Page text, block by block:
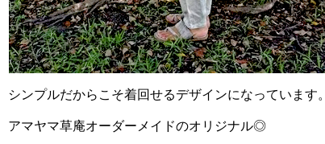
シンプルだからこそ着回せるデザインになっています。
アマヤマ草庵オーダーメイドのオリジナル◎